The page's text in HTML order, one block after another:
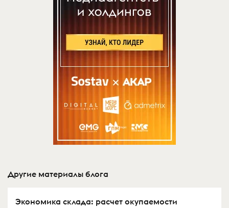
Другие материалы блога
Экономика склада: расчет окупаемости